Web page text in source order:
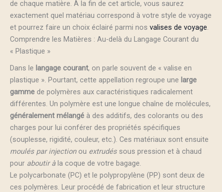
de chaque matière. À la fin de cet article, vous saurez
exactement quel matériau correspond à votre style de voyage
et pourrez faire un choix éclairé parmi nos valises de voyage
Comprendre les Matières : Au-delà du Langage Courant du
« Plastique »
Dans le langage courant, on parle souvent de « valise en
plastique ». Pourtant, cette appellation regroupe une large
gamme de polymères aux caractéristiques radicalement
différentes. Un polymère est une longue chaîne de molécules,
généralement mélangé à des additifs, des colorants ou des
charges pour lui conférer des propriétés spécifiques
(souplesse, rigidité, couleur, etc.). Ces matériaux sont ensuite
moulés par injectionou extrudés sous pression et à chaud
pour aboutir à la coque de votre bagage.
Le polycarbonate (PC) et le polypropylène (PP) sont deux de
ces polymères. Leur procédé de fabrication et leur structure